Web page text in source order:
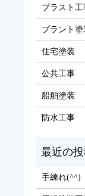
ブラスト工
プラント
住宅塗装
公共工事
船舶塗装
防水工事
手練れ(^^)